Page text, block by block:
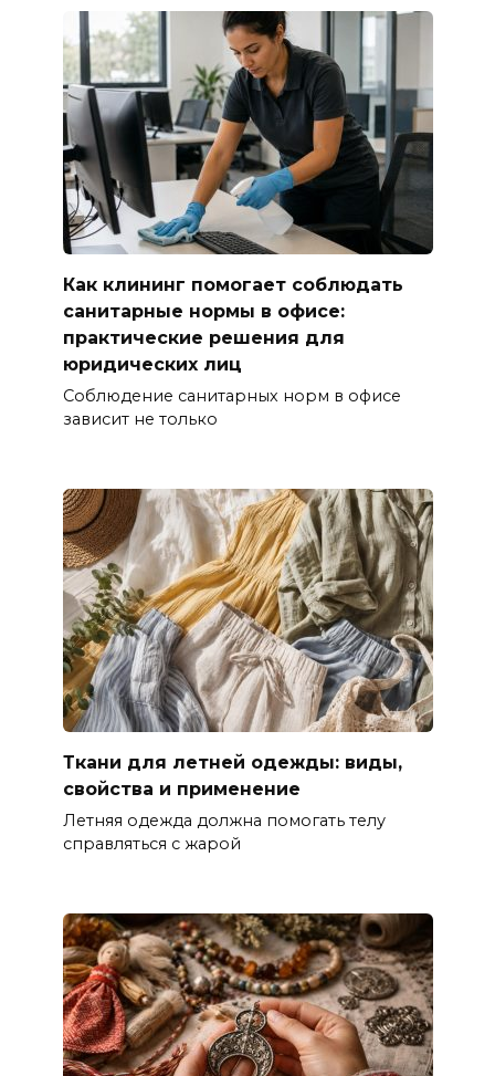
Как клининг помогает соблюдать
санитарные нормы в офисе:
практические решения для
юридических лиц
Соблюдение санитарных норм в офисе
зависит не только
Ткани для летней одежды: виды,
свойства и применение
Летняя одежда должна помогать телу
справляться с жарой